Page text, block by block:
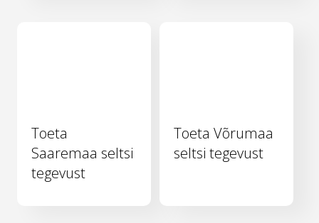
Toeta
Saaremaa seltsi
tegevust
Toeta Võrumaa
seltsi tegevust